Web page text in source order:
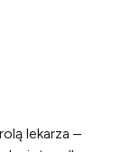
lekarza –